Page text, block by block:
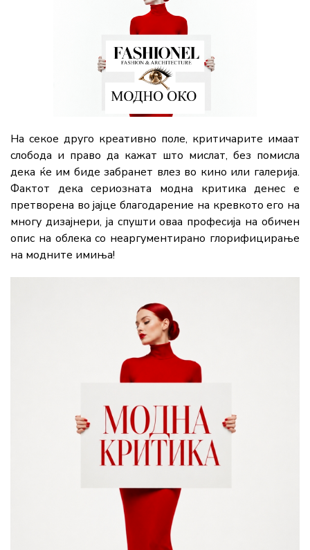
На секое друго креативно поле, критичарите имаат
слобода и право да кажат што мислат, без помисла
дека ќе им биде забранет влез во кино или галерија.
Фактот дека сериозната модна критика денес е
претворена во јајце благодарение на кревкото его на
многу дизајнери, ја спушти оваа професија на обичен
опис на облека со неаргументирано глорифицирање
на модните имиња!